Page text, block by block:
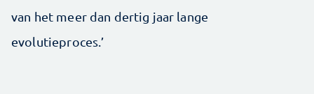
van het meer dan dertig jaar lange
evolutieproces.’